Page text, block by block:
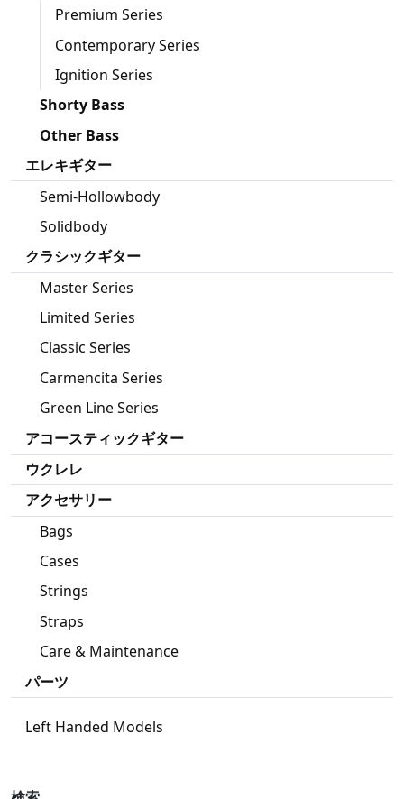
Premium Series
Contemporary Series
Ignition Series
Shorty Bass
Other Bass
エレキギター
Semi-Hollowbody
Solidbody
クラシックギター
Master Series
Limited Series
Classic Series
Carmencita Series
Green Line Series
アコースティックギター
ウクレレ
アクセサリー
Bags
Cases
Strings
Straps
Care & Maintenance
パーツ
Left Handed Models